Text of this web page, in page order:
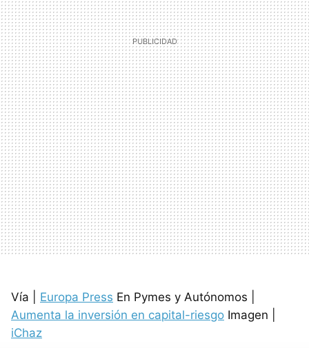
Vía | Europa Press En Pymes y Autónomos |
Aumenta la inversión en capital-riesgo Imagen |
iChaz